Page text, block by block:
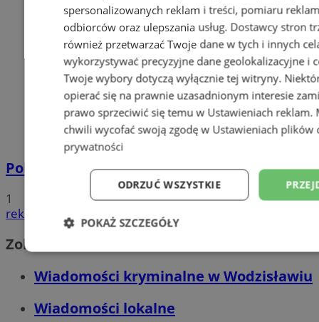
Policyjna eskorta na porodówkę
1
reklama
Zobacz również
Wiadomości kryminalne w Wodzisławiu
Wiadomości lokalne
spersonalizowanych reklam i treści, pomiaru
odbiorców oraz ulepszania usług. Dostawcy stron
również przetwarzać Twoje dane w tych i innych
wykorzystywać precyzyjne dane geolokalizacyjne i
Twoje wybory dotyczą wyłącznie tej witryny.
opierać się na prawnie uzasadnionym interesie
prawo sprzeciwić się temu w Ustawieniach reklam.
chwili wycofać swoją zgodę w Ustawieniach plików
prywatności
ODRZUĆ WSZYSTKIE
POKAŻ SZCZEGÓŁY
Niezbędne Wydajność